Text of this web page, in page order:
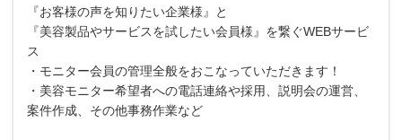
『お客様の声を知りたい企業様』と
『美容製品やサービスを試したい会員様』を繋ぐWEBサービ
ス
・モニター会員の管理全般をおこなっていただきます！
・美容モニター希望者への電話連絡や採用、説明会の運営、
案件作成、その他事務作業など